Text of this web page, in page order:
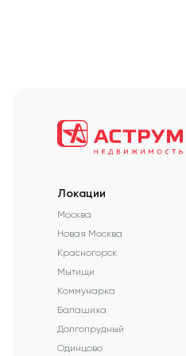
Локации
Москва
Новая Москва
Красногорск
Мытищи
Коммунарка
Балашиха
Долгопрудный
Одинцово